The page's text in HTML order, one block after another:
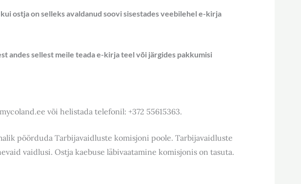
ostja on selleks avaldanud soovi sisestades veebilehel e-kirja
andes sellest meile teada e-kirja teel või järgides pakkumisi
või helistada telefonil: +372 55615363.
pöörduda Tarbijavaidluste komisjoni poole. Tarbijavaidluste
vaidlusi. Ostja kaebuse läbivaatamine komisjonis on tasuta.